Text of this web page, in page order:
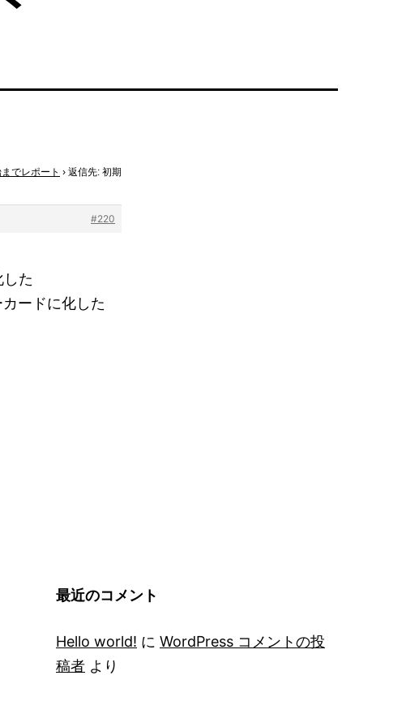
でレポート › 返信先: 初期
#220
した
ードに化した
最近のコメント
Hello world! に WordPress コメントの投
稿者 より